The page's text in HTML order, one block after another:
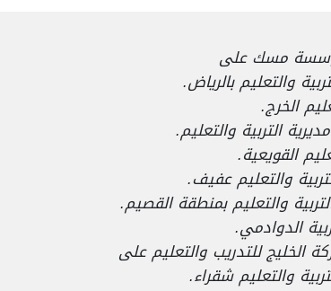
مسك على
والتعليم بالرياض.
الخرج.
التربية والتعليم.
القويعية.
والتعليم عفيف.
والتعليم بمنطقة القصيم.
الدوادمي.
الخليج للتدريب والتعليم على
والتعليم شقراء.